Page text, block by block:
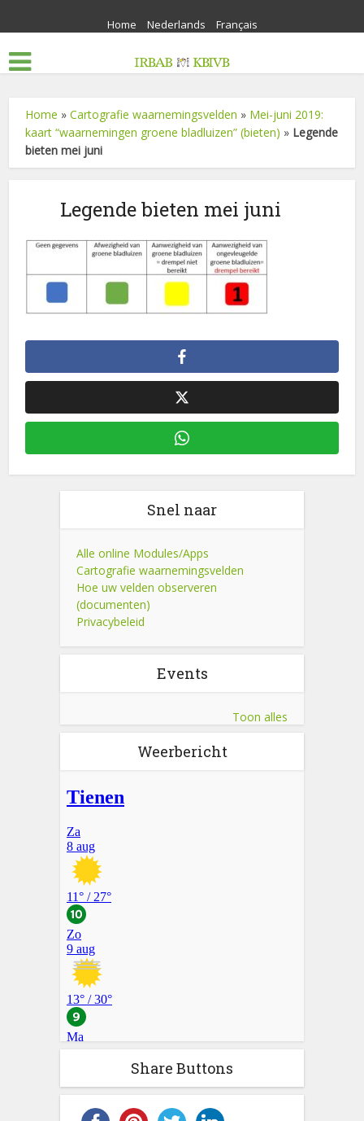
Home Nederlands Français
Home »Cartografie waarnemingsvelden » Mei-juni 2019:
kaart “waarnemingen groene bladluizen” (bieten) » Legende
bieten mei juni
Legende bieten mei juni
Snel naar
Alle online Modules/Apps
Cartografie waarnemingsvelden
Hoe uw velden observeren
(documenten)
Privacybeleid
Events
Toon alles
Weerbericht
Share Buttons